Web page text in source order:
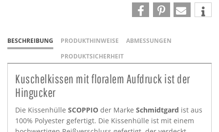
BESCHREIBUNG PRODUKTHINWEISE
ABMESSUNGEN
PRODUKTSICHERHEIT
Kuschelkissen mit floralem Aufdruck ist der
Hingucker
Die Kissenhülle SCOPPIO der Marke Schmidtgard ist aus
100% Polyester gefertigt. Die Kissenhülle ist mit einem